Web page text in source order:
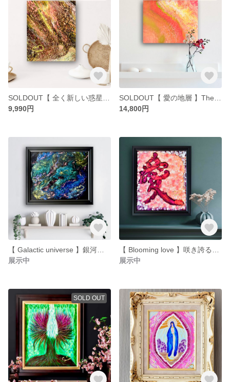
9,990円
14,800円
展示中
展示中
SOLD OUT